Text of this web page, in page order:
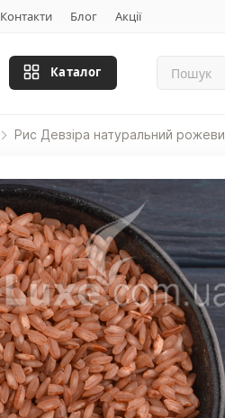
Контакти Блог Акції
Каталог
Рис Девзіра натуральний